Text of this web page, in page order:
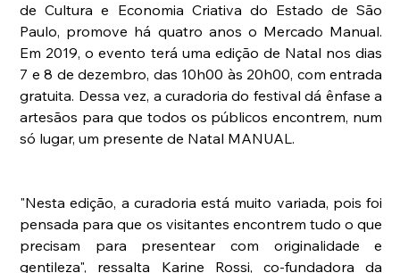
de Cultura e Economia Criativa do Estado de São
Paulo, promove há quatro anos o Mercado Manual.
Em 2019, o evento terá uma edição de Natal nos dias
7 e 8 de dezembro, das 10h00 às 20h00, com entrada
gratuita. Dessa vez, a curadoria do festival dá ênfase a
artesãos para que todos os públicos encontrem, num
só lugar, um presente de Natal MANUAL.
"Nesta edição, a curadoria está muito variada, pois foi
pensada para que os visitantes encontrem tudo o que
precisam para presentear com originalidade e
gentileza", ressalta Karine Rossi, co-fundadora da